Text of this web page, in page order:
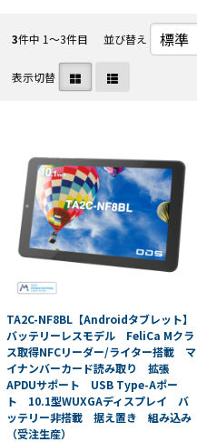
3件中 1〜3件目 並び替え
表示切替
TA2C-NF8BL【Androidタブレット】
バッテリーレスモデル FeliCa Mクラ
ス取得NFCリーダー/ライター搭載 マ
イナンバーカード読み取り 拡張
APDUサポート USB Type-Aポー
ト 10.1型WUXGAディスプレイ バ
ッテリー非搭載 据え置き 組み込み
（受注生産）